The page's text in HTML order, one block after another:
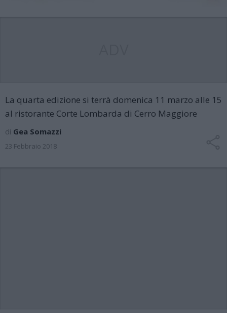
La quarta edizione si terrà domenica 11 marzo alle 15
al ristorante Corte Lombarda di Cerro Maggiore
di Gea Somazzi
23 Febbraio 2018